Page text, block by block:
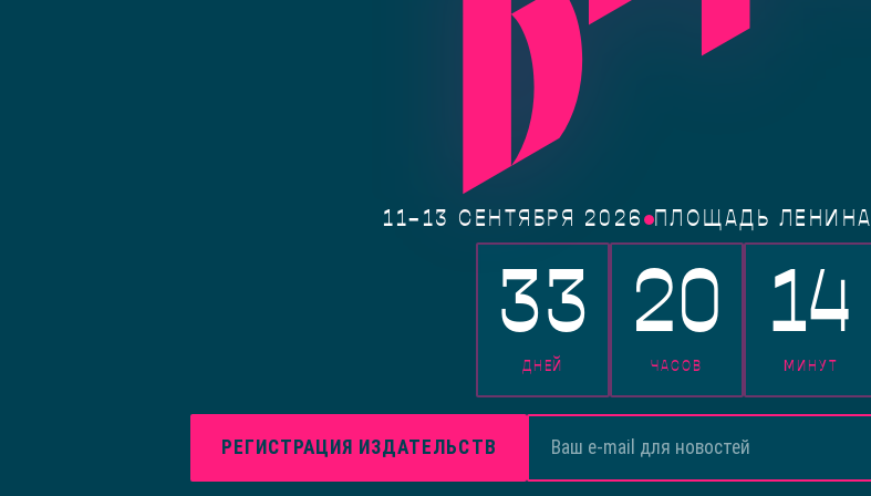
11–13 СЕНТЯБРЯ 2026 ПЛОЩАДЬ ЛЕНИНА
33
ДНЕЙ
20
ЧАСОВ
14
МИНУТ
РЕГИСТРАЦИЯ ИЗДАТЕЛЬСТВ